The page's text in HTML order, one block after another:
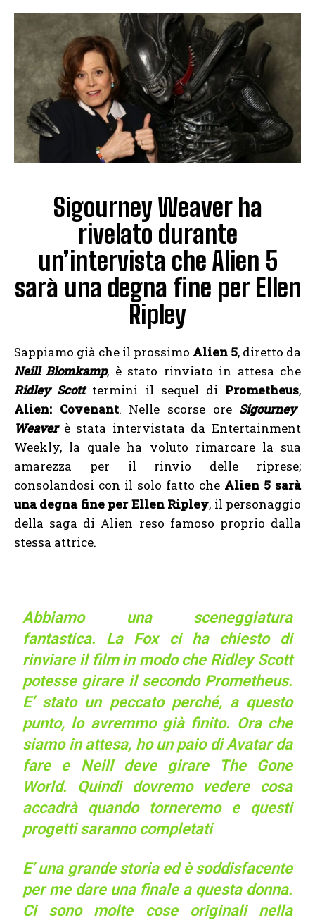
Sigourney Weaver ha
rivelato durante
un’intervista che Alien 5
sarà una degna fine per Ellen
Ripley
Sappiamo già che il prossimo Alien 5, diretto da
Neill Blomkamp, è stato rinviato in attesa che
Ridley Scotttermini il sequel di Prometheus,
Alien: Covenant. Nelle scorse ore Sigourney
Weaverè stata intervistata da Entertainment
Weekly, la quale ha voluto rimarcare la sua
amarezza per il rinvio delle riprese;
consolandosi con il solo fatto che Alien 5 sarà
una degna fine per Ellen Ripley, il personaggio
della saga di Alien reso famoso proprio dalla
stessa attrice.
Abbiamo una sceneggiatura
fantastica. La Fox ci ha chiesto di
rinviare il film in modo che Ridley Scott
potesse girare il secondo Prometheus.
E’ stato un peccato perché, a questo
punto, lo avremmo già finito. Ora che
siamo in attesa, ho un paio diAvatarda
fare e Neill deve girare
The Gone
World. Quindi dovremo vedere cosa
accadrà quando torneremo e questi
progetti saranno completati
E’ una grande storia ed è soddisfacente
per me dare una finale a questa donna.
Ci sono molte cose originali nella